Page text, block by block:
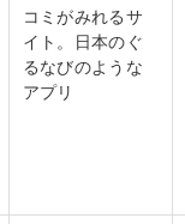
コミがみれるサ
イト。日本のぐ
るなびのような
アプリ